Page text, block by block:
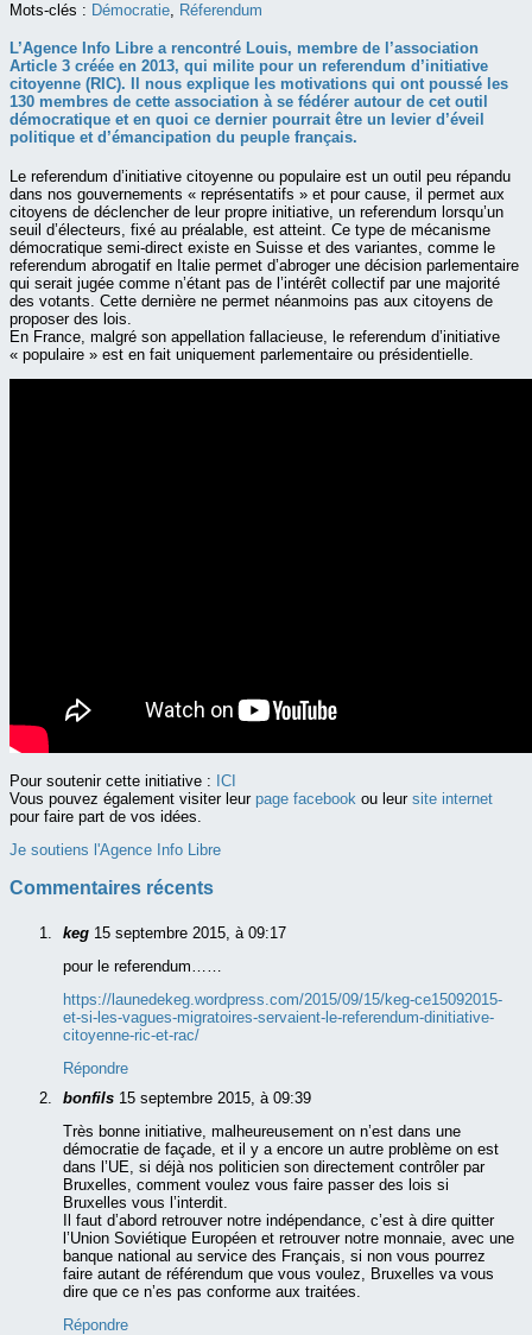
Mots-clés : Démocratie, Réferendum
L’Agence Info Libre a rencontré Louis, membre de l’association
Article 3 créée en 2013, qui milite pour un referendum d’initiative
citoyenne (RIC). Il nous explique les motivations qui ont poussé les
130 membres de cette association à se fédérer autour de cet outil
démocratique et en quoi ce dernier pourrait être un levier d’éveil
politique et d’émancipation du peuple français.
Le referendum d’initiative citoyenne ou populaire est un outil peu répandu
dans nos gouvernements « représentatifs » et pour cause, il permet aux
citoyens de déclencher de leur propre initiative, un referendum lorsqu’un
seuil d’électeurs, fixé au préalable, est atteint. Ce type de mécanisme
démocratique semi-direct existe en Suisse et des variantes, comme le
referendum abrogatif en Italie permet d’abroger une décision parlementaire
qui serait jugée comme n’étant pas de l’intérêt collectif par une majorité
des votants. Cette dernière ne permet néanmoins pas aux citoyens de
proposer des lois.
En France, malgré son appellation fallacieuse, le referendum d’initiative
« populaire » est en fait uniquement parlementaire ou présidentielle.
Pour soutenir cette initiative : ICI
Vous pouvez également visiter leur page facebook ou leur site internet
pour faire part de vos idées.
Je soutiens l'Agence Info Libre
Commentaires récents
keg 15 septembre 2015, à 09:17
pour le referendum……
https://launedekeg.wordpress.com/2015/09/15/keg-ce15092015-
et-si-les-vagues-migratoires-servaient-le-referendum-dinitiative-
citoyenne-ric-et-rac/
Répondre
bonfils 15 septembre 2015, à 09:39
Très bonne initiative, malheureusement on n’est dans une
démocratie de façade, et il y a encore un autre problème on est
dans l’UE, si déjà nos politicien son directement contrôler par
Bruxelles, comment voulez vous faire passer des lois si
Bruxelles vous l’interdit.
Il faut d’abord retrouver notre indépendance, c’est à dire quitter
l’Union Soviétique Européen et retrouver notre monnaie, avec une
banque national au service des Français, si non vous pourrez
faire autant de référendum que vous voulez, Bruxelles va vous
dire que ce n’es pas conforme aux traitées.
Répondre